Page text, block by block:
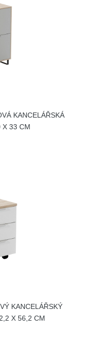
KANCELÁŘSKÁ
X 33 CM
KANCELÁŘSKÝ
X 56,2 CM